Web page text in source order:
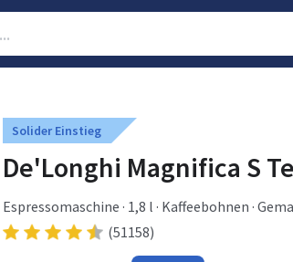
Solider Einstieg
De'Longhi Magnifica S
Espressomaschine · 1,8 l · Kaffeebohnen ·
(51158)